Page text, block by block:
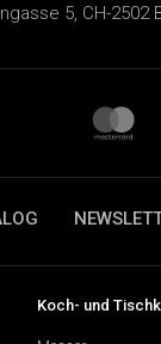
5, CH-2502
Koch- und